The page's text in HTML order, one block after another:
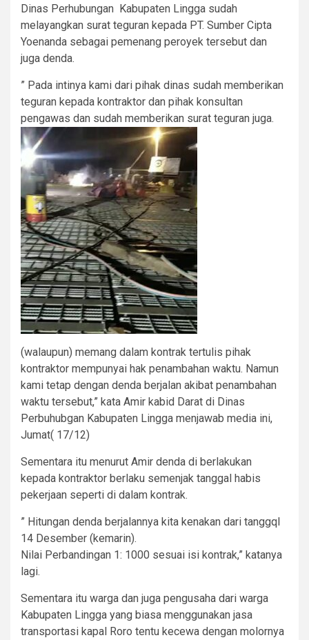
Dinas Perhubungan Kabupaten Lingga sudah
melayangkan surat teguran kepada PT. Sumber Cipta
Yoenanda sebagai pemenang peroyek tersebut dan
juga denda.
” Pada intinya kami dari pihak dinas sudah memberikan
teguran kepada kontraktor dan pihak konsultan
pengawas dan sudah memberikan surat teguran juga.
(walaupun) memang dalam kontrak tertulis pihak
kontraktor mempunyai hak penambahan waktu. Namun
kami tetap dengan denda berjalan akibat penambahan
waktu tersebut,” kata Amir kabid Darat di Dinas
Perbuhubgan Kabupaten Lingga menjawab media ini,
Jumat( 17/12)
Sementara itu menurut Amir denda di berlakukan
kepada kontraktor berlaku semenjak tanggal habis
pekerjaan seperti di dalam kontrak.
” Hitungan denda berjalannya kita kenakan dari tanggql
14 Desember (kemarin).
Nilai Perbandingan 1: 1000 sesuai isi kontrak,” katanya
lagi.
Sementara itu warga dan juga pengusaha dari warga
Kabupaten Lingga yang biasa menggunakan jasa
transportasi kapal Roro tentu kecewa dengan molornya